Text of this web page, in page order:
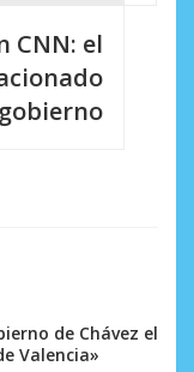
CNN: el
de Chávez el
Valencia»